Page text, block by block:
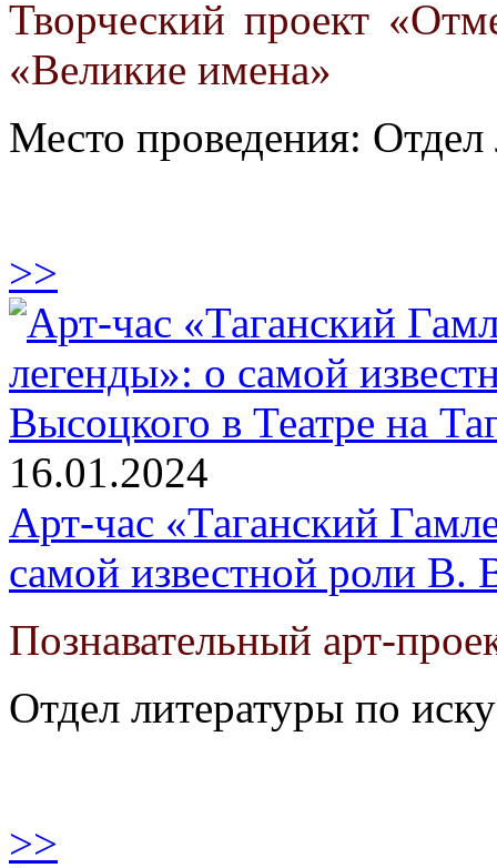
Творческий проект
«Великие имена»
Место проведения: Отдел
>>
16.01.2024
Арт-час «Таганский
самой известной роли В.
Познавательный арт-
Отдел литературы по
>>